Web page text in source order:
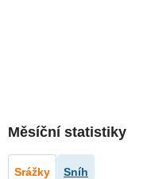
Měsíční statistiky
Srážky Sníh